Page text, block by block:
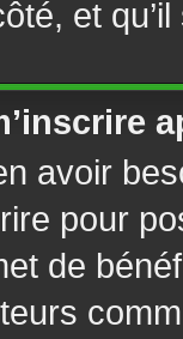
et
avoir
pour
de